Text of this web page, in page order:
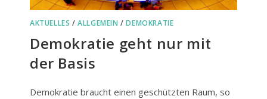
AKTUELLES /ALLGEMEIN /DEMOKRATIE
Demokratie geht nur mit
der Basis
Demokratie braucht einen geschützten Raum, so